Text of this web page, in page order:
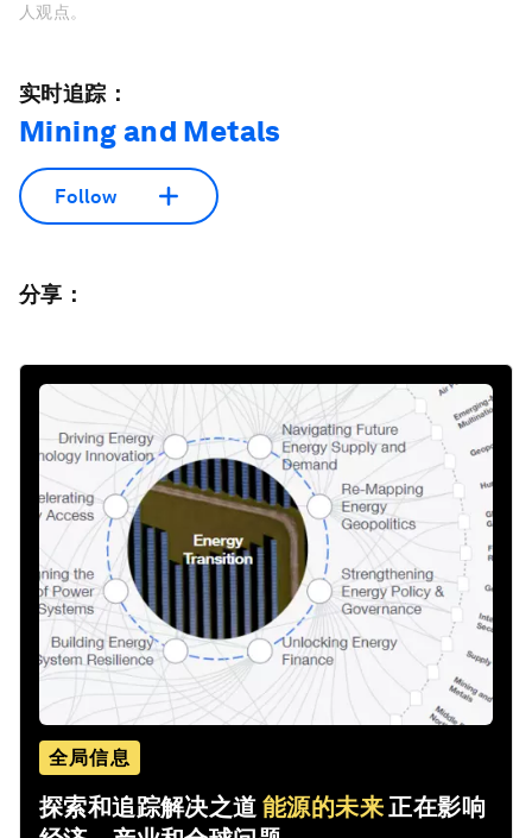
人观点。
实时追踪：
Mining and Metals
Follow
分享：
全局信息
探索和追踪解决之道能源的未来正在影响